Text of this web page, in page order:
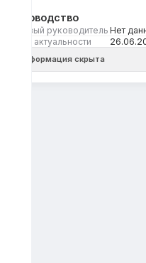
Руководство
Первый руководитель Нет
Дата актуальности
Информация скрыта